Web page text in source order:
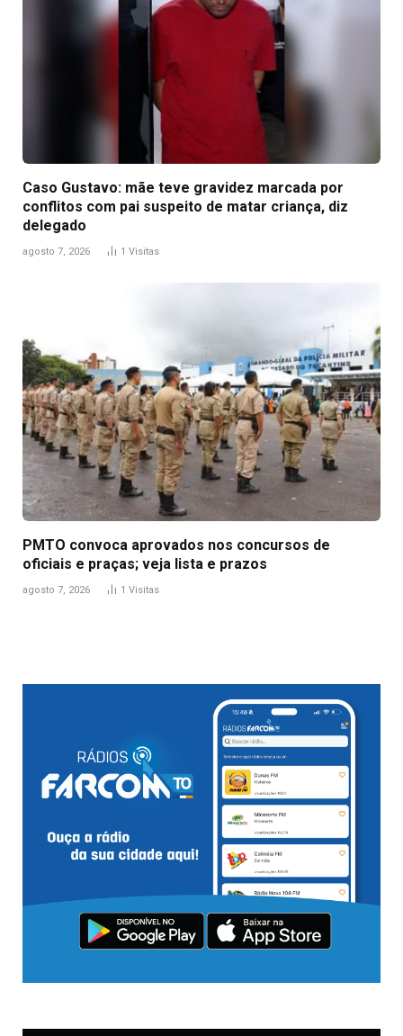
Caso Gustavo: mãe teve gravidez marcada por
conflitos com pai suspeito de matar criança, diz
delegado
agosto 7, 2026 1 Visitas
PMTO convoca aprovados nos concursos de
oficiais e praças; veja lista e prazos
agosto 7, 2026 1 Visitas